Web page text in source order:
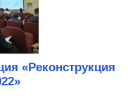
«Реконструкция